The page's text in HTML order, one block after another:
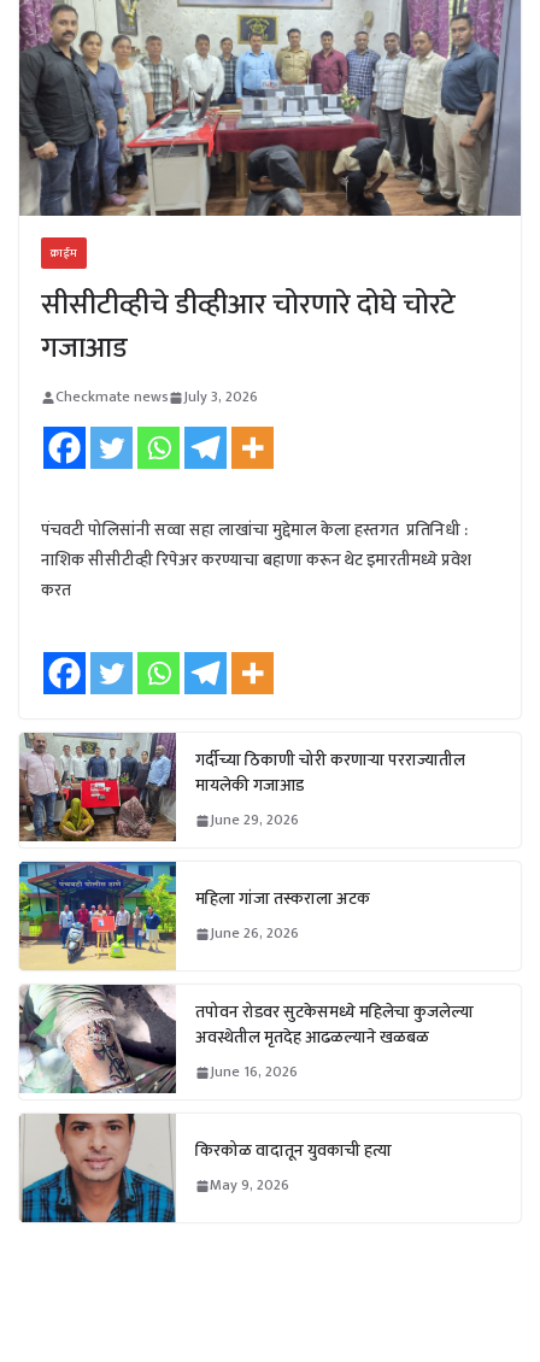
क्राईम
सीसीटीव्हीचे डीव्हीआर चोरणारे दोघे चोरटे
गजाआड
Checkmate news July 3, 2026
पंचवटी पोलिसांनी सव्वा सहा लाखांचा मुद्देमाल केला हस्तगत प्रतिनिधी :
नाशिक सीसीटीव्ही रिपेअर करण्याचा बहाणा करून थेट इमारतीमध्ये प्रवेश
करत
गर्दीच्या ठिकाणी चोरी करणाऱ्या परराज्यातील
मायलेकी गजाआड
June 29, 2026
महिला गांजा तस्कराला अटक
June 26, 2026
तपोवन रोडवर सुटकेसमध्ये महिलेचा कुजलेल्या
अवस्थेतील मृतदेह आढळल्याने खळबळ
June 16, 2026
किरकोळ वादातून युवकाची हत्या
May 9, 2026